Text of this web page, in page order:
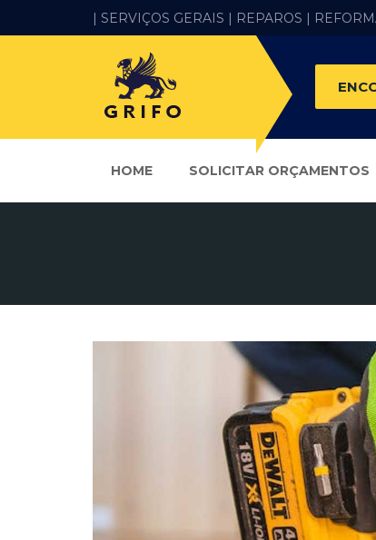
| SERVIÇOS GERAIS | REPAROS |
HOME SOLICITAR ORÇAMENTOS